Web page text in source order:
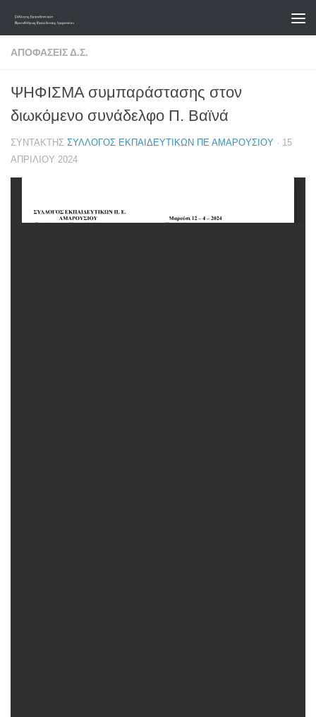
Skip to content
ΑΠΟΦΆΣΕΙΣ Δ.Σ.
ΨΗΦΙΣΜΑ συμπαράστασης στον
διωκόμενο συνάδελφο Π. Βαϊνά
ΣΥΝΤΆΚΤΗΣ ΣΎΛΛΟΓΟΣ ΕΚΠΑΙΔΕΥΤΙΚΏΝ ΠΕ ΑΜΑΡΟΥΣΊΟΥ · 15
ΑΠΡΙΛΊΟΥ 2024